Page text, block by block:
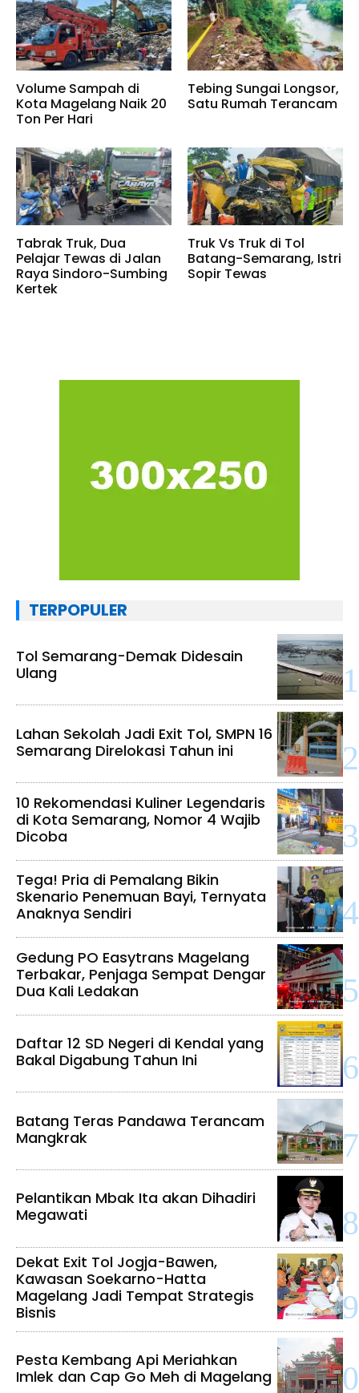
Volume Sampah di
Kota Magelang Naik 20
Ton Per Hari
Tebing Sungai Longsor,
Satu Rumah Terancam
Tabrak Truk, Dua
Pelajar Tewas di Jalan
Raya Sindoro-Sumbing
Kertek
Truk Vs Truk di Tol
Batang-Semarang, Istri
Sopir Tewas
TERPOPULER
Tol Semarang-Demak Didesain
Ulang
Lahan Sekolah Jadi Exit Tol, SMPN 16
Semarang Direlokasi Tahun ini
10 Rekomendasi Kuliner Legendaris
di Kota Semarang, Nomor 4 Wajib
Dicoba
Tega! Pria di Pemalang Bikin
Skenario Penemuan Bayi, Ternyata
Anaknya Sendiri
Gedung PO Easytrans Magelang
Terbakar, Penjaga Sempat Dengar
Dua Kali Ledakan
Daftar 12 SD Negeri di Kendal yang
Bakal Digabung Tahun Ini
Batang Teras Pandawa Terancam
Mangkrak
Pelantikan Mbak Ita akan Dihadiri
Megawati
Dekat Exit Tol Jogja-Bawen,
Kawasan Soekarno-Hatta
Magelang Jadi Tempat Strategis
Bisnis
Pesta Kembang Api Meriahkan
Imlek dan Cap Go Meh di Magelang